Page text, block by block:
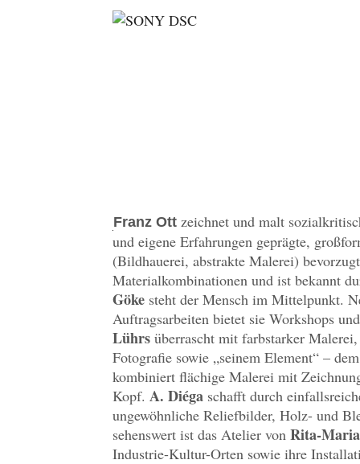
Franz Ott zeichnet und malt
und eigene Erfahrungen geprägte,
(Bildhauerei, abstrakte Malerei)
Materialkombinationen und ist bekannt
Göke steht der Mensch im Mittelpunkt.
Auftragsarbeiten bietet sie Workshops
Lührs überrascht mit farbstarker
Fotografie sowie „seinem Element“ –
kombiniert flächige Malerei mit
Kopf. A. Diéga schafft durch
ungewöhnliche Reliefbilder, Holz- und
sehenswert ist das Atelier von Rita-
Industrie-Kultur-Orten sowie ihre